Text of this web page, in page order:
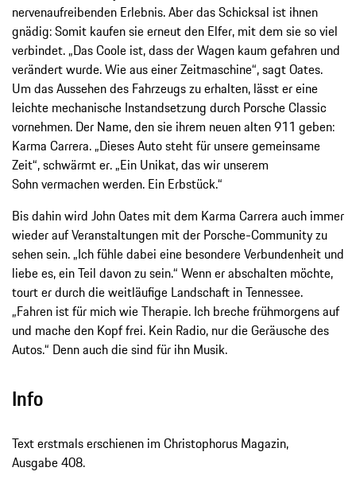
nervenaufreibenden Erlebnis. Aber das Schicksal ist ihnen
gnädig: Somit kaufen sie erneut den Elfer, mit dem sie so viel
verbindet. „Das Coole ist, dass der Wagen kaum gefahren und
verändert wurde. Wie aus einer Zeitmaschine“, sagt Oates.
Um das Aussehen des Fahrzeugs zu erhalten, lässt er eine
leichte mechanische Instandsetzung durch Porsche Classic
vornehmen. Der Name, den sie ihrem neuen alten 911 geben:
Karma Carrera. „Dieses Auto steht für unsere gemeinsame
Zeit“, schwärmt er. „Ein Unikat, das wir unserem
Sohn vermachen werden. Ein Erbstück.“
Bis dahin wird John Oates mit dem Karma Carrera auch immer
wieder auf Veranstaltungen mit der Porsche-Community zu
sehen sein. „Ich fühle dabei eine besondere Verbundenheit und
liebe es, ein Teil davon zu sein.“ Wenn er abschalten möchte,
tourt er durch die weitläufige Landschaft in Tennessee.
„Fahren ist für mich wie Therapie. Ich breche früh­morgens auf
und mache den Kopf frei. Kein Radio, nur die Geräusche des
Autos.“ Denn auch die sind für ihn Musik.
Info
Text erstmals erschienen im Christophorus Magazin,
Ausgabe 408.